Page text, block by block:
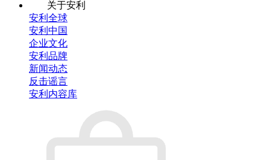
关于安利
安利全球
安利中国
企业文化
安利品牌
新闻动态
反击谣言
安利内容库